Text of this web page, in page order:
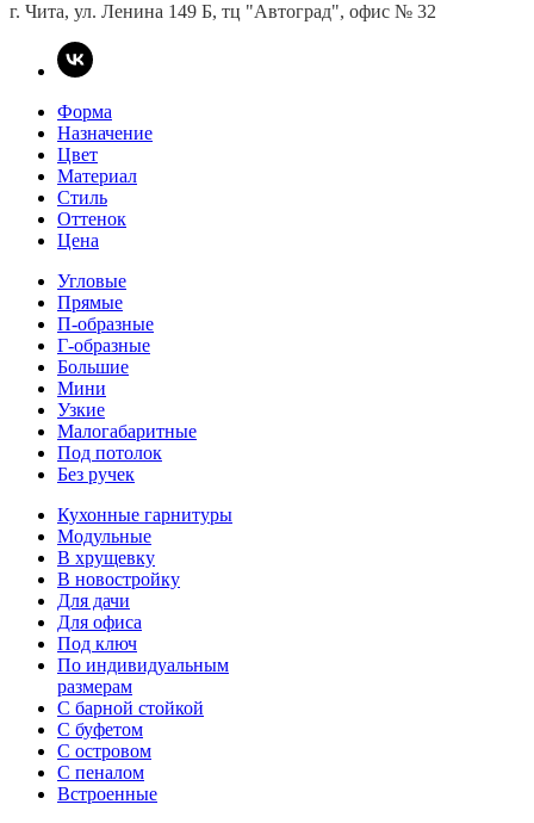
г. Чита, ул. Ленина 149 Б, тц "Автоград", офис № 32
Форма
Назначение
Цвет
Материал
Стиль
Оттенок
Цена
Угловые
Прямые
П-образные
Г-образные
Большие
Мини
Узкие
Малогабаритные
Под потолок
Без ручек
Кухонные гарнитуры
Модульные
В хрущевку
В новостройку
Для дачи
Для офиса
Под ключ
По индивидуальным
размерам
С барной стойкой
С буфетом
С островом
С пеналом
Встроенные